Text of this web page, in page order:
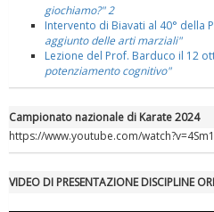
giochiamo?" 2
Intervento di Biavati al 40° della
aggiunto delle arti marziali"
Lezione del Prof. Barduco il 12
potenziamento cognitivo"
Campionato nazionale di Karate 2024
https://www.youtube.com/
VIDEO DI PRESENTAZIONE DISCIPLINE